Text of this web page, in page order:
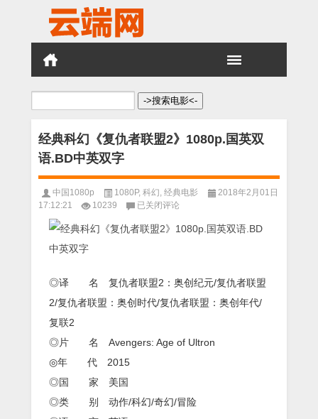
搜
经典科幻《复仇者联盟2》1080p.国英双
语.BD中英双字
中国1080p 1080P, 科幻 经典电影
2018年2月01日
17:12:21
10239
经
科
者
盟
国
中
英
已关闭评论
◎译 名 复仇者联盟2：奥创纪元/复仇者联盟
2/复仇者联盟：奥创时代/复仇者联盟：奥创年代/
复联2
◎片 名 Avengers: Age of Ultron
◎年 代 2015
◎国 家 美国
◎类 别 动作/科幻/奇幻/冒险